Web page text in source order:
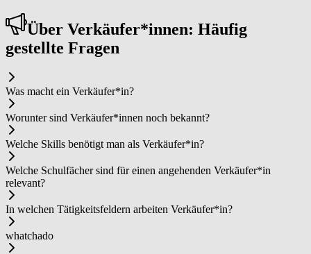
Über Ver­käu­fer*in­nen: Häufig
gestellte Fragen
Was macht ein Ver­käu­fer*in?
Worunter sind Ver­käu­fer*in­nen noch bekannt?
Welche Skills benötigt man als Ver­käu­fer*in?
Welche Schulfächer sind für einen angehenden Ver­käu­fer*in
relevant?
In welchen Tätigkeitsfeldern arbeiten Ver­käu­fer*in?
whatchado